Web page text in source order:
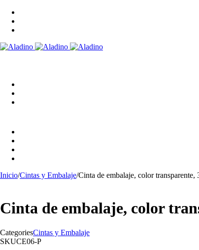
Inicio/Cintas y Embalaje/Cinta de embalaje, color transparente,
Cinta de embalaje, color
CategoriesCintas y Embalaje
SKUCE06-P